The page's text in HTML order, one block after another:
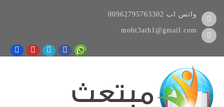
00962795763302 واتس اب
mobt3ath1@gmail.com